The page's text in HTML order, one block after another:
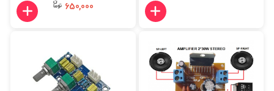
650,000